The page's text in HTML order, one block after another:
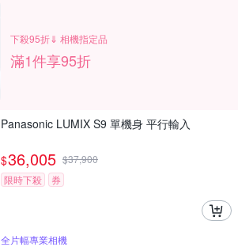
下殺95折⇓ 相機指定品
滿1件享95折
Panasonic LUMIX S9 單機身 平行輸入
$36,005 $37,900
限時下殺
券
全片幅專業相機